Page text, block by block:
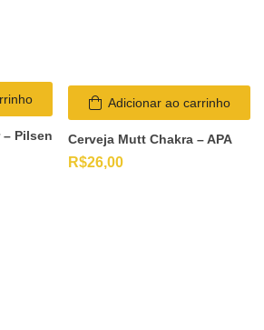
Pilsen
Adicionar ao carrinho
Cerveja Mutt Chakra – APA
R$26,00